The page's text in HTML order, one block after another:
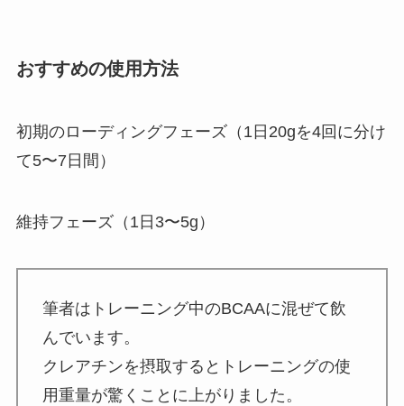
おすすめの使用方法
初期のローディングフェーズ（1日20gを4回に分け
て5〜7日間）
維持フェーズ（1日3〜5g）
筆者はトレーニング中のBCAAに混ぜて飲
んでいます。
クレアチンを摂取するとトレーニングの使
用重量が驚くことに上がりました。